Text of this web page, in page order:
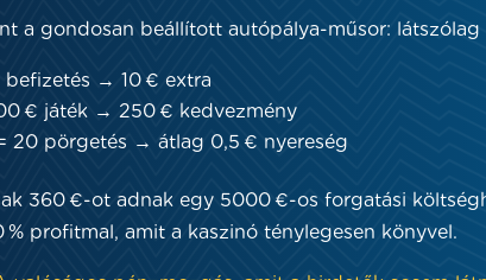
a gondosan beállított autópálya-műsor:
befizetés → 10 € extra
€ játék → 250 € kedvezmény
20 pörgetés → átlag 0,5 € nyereség
360 €-ot adnak egy 5000 €-os forgatási
profitmal, amit a kaszinó ténylegesen könyvel.